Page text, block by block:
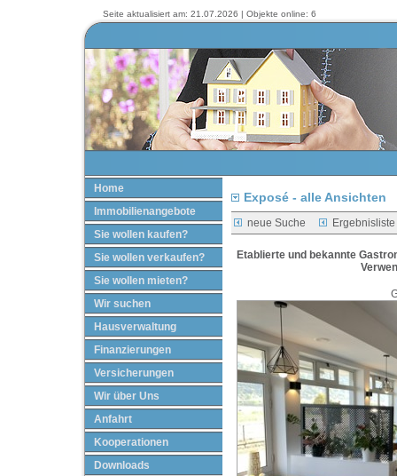
Seite aktualisiert am: 21.07.2026 | Objekte online: 6
Home
Immobilienangebote
Sie wollen kaufen?
Sie wollen verkaufen?
Sie wollen mieten?
Wir suchen
Hausverwaltung
Finanzierungen
Versicherungen
Wir über Uns
Anfahrt
Kooperationen
Downloads
Exposé - alle Ansichten
neue Suche Ergebnisliste
Etablierte und bekannte